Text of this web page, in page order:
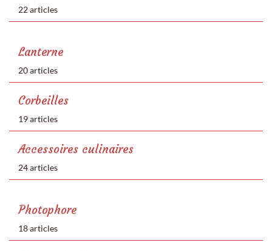
22 articles
Lanterne
20 articles
Corbeilles
19 articles
Accessoires culinaires
24 articles
Photophore
18 articles